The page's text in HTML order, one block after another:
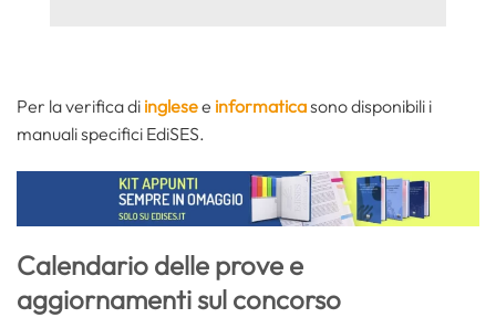
Per la verifica di inglesee informaticasono disponibili i
manuali specifici EdiSES.
Calendario delle prove e
aggiornamenti sul concorso